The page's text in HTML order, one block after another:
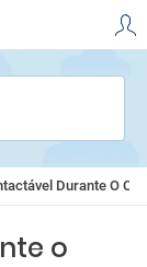
Durante O
o